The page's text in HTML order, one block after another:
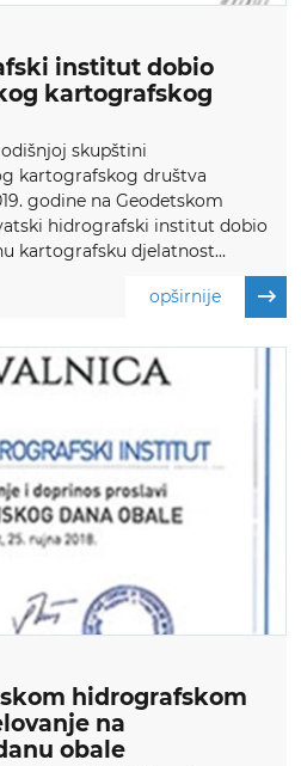
institut dobio
kartografskog
skupštini
kartografskog društva
godine na Geodetskom
hidrografski institut dobio
kartografsku djelatnost...
opširnije
hidrografskom
na
obale